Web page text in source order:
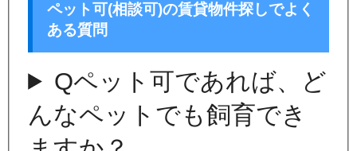
ペット可(相談可)の賃貸物件探しでよく
ある質問
Qペット可であれば、ど
んなペットでも飼育でき